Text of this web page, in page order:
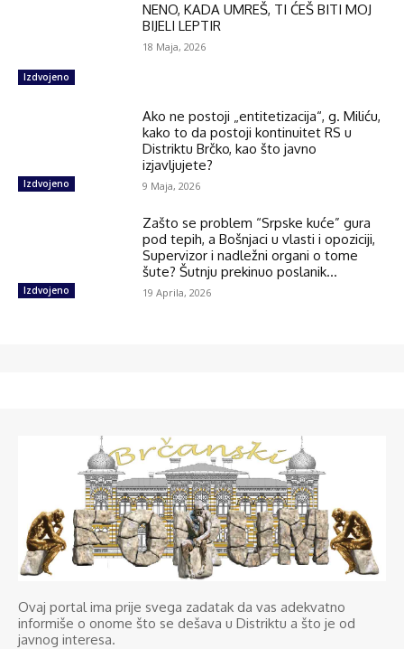
Izdvojeno
NENO, KADA UMREŠ, TI ĆEŠ BITI MOJ
BIJELI LEPTIR
18 Maja, 2026
Izdvojeno
Ako ne postoji „entitetizacija“, g. Miliću,
kako to da postoji kontinuitet RS u
Distriktu Brčko, kao što javno
izjavljujete?
9 Maja, 2026
Izdvojeno
Zašto se problem “Srpske kuće” gura
pod tepih, a Bošnjaci u vlasti i opoziciji,
Supervizor i nadležni organi o tome
šute? Šutnju prekinuo poslanik...
19 Aprila, 2026
Ovaj portal ima prije svega zadatak da vas adekvatno
informiše o onome što se dešava u Distriktu a što je od
javnog interesa.